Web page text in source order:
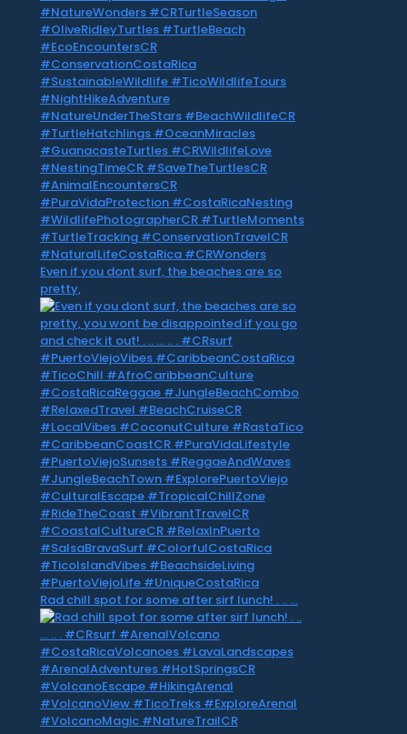
Even if you dont surf, the beaches are so
pretty,
Rad chill spot for some after sirf lunch! . .. …